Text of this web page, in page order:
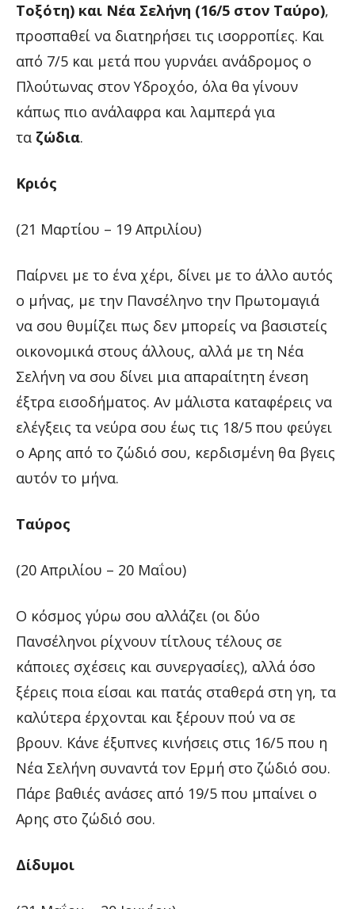
Τοξότη) και Νέα Σελήνη (16/5 στον Ταύρο),
προσπαθεί να διατηρήσει τις ισορροπίες. Και
από 7/5 και μετά που γυρνάει ανάδρομος ο
Πλούτωνας στον Υδροχόο, όλα θα γίνουν
κάπως πιο ανάλαφρα και λαμπερά για
τα ζώδια.
Κριός
(21 Μαρτίου – 19 Απριλίου)
Παίρνει με το ένα χέρι, δίνει με το άλλο αυτός
ο μήνας, με την Πανσέληνο την Πρωτομαγιά
να σου θυμίζει πως δεν μπορείς να βασιστείς
οικονομικά στους άλλους, αλλά με τη Νέα
Σελήνη να σου δίνει μια απαραίτητη ένεση
έξτρα εισοδήματος. Αν μάλιστα καταφέρεις να
ελέγξεις τα νεύρα σου έως τις 18/5 που φεύγει
ο Αρης από το ζώδιό σου, κερδισμένη θα βγεις
αυτόν το μήνα.
Ταύρος
(20 Απριλίου – 20 Μαΐου)
Ο κόσμος γύρω σου αλλάζει (οι δύο
Πανσέληνοι ρίχνουν τίτλους τέλους σε
κάποιες σχέσεις και συνεργασίες), αλλά όσο
ξέρεις ποια είσαι και πατάς σταθερά στη γη, τα
καλύτερα έρχονται και ξέρουν πού να σε
βρουν. Κάνε έξυπνες κινήσεις στις 16/5 που η
Νέα Σελήνη συναντά τον Ερμή στο ζώδιό σου.
Πάρε βαθιές ανάσες από 19/5 που μπαίνει ο
Αρης στο ζώδιό σου.
Δίδυμοι